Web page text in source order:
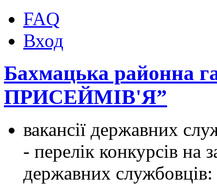
FAQ
Вход
Бахмацька районна
ПРИСЕЙМІВ'Я”
вакансії державних
- перелік конкурсів на
державних службовців: